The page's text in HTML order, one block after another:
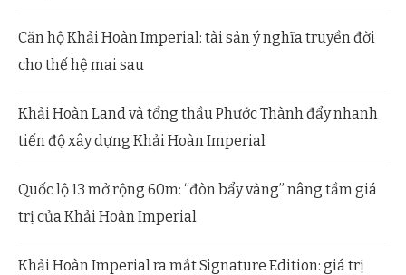
Căn hộ Khải Hoàn Imperial: tài sản ý nghĩa truyền đời
cho thế hệ mai sau
Khải Hoàn Land và tổng thầu Phước Thành đẩy nhanh
tiến độ xây dựng Khải Hoàn Imperial
Quốc lộ 13 mở rộng 60m: “đòn bẩy vàng” nâng tầm giá
trị của Khải Hoàn Imperial
Khải Hoàn Imperial ra mắt Signature Edition: giá trị